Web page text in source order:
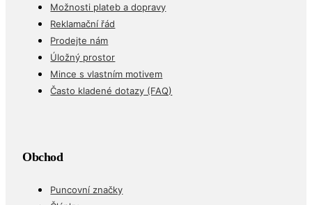
Možnosti plateb a dopravy
Reklamační řád
Prodejte nám
Úložný prostor
Mince s vlastním motivem
Často kladené dotazy (FAQ)
Obchod
Puncovní značky